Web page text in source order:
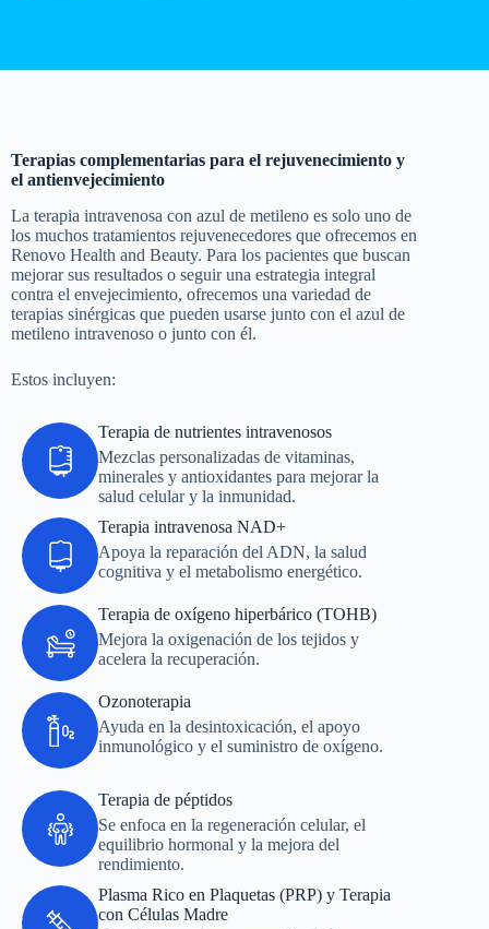
Terapias complementarias para el rejuvenecimiento y
el antienvejecimiento
La terapia intravenosa con azul de metileno es solo uno de
los muchos tratamientos rejuvenecedores que ofrecemos en
Renovo Health and Beauty. Para los pacientes que buscan
mejorar sus resultados o seguir una estrategia integral
contra el envejecimiento, ofrecemos una variedad de
terapias sinérgicas que pueden usarse junto con el azul de
metileno intravenoso o junto con él.
Estos incluyen:
Terapia de nutrientes intravenosos
Mezclas personalizadas de vitaminas,
minerales y antioxidantes para mejorar la
salud celular y la inmunidad.
Terapia intravenosa NAD+
Apoya la reparación del ADN, la salud
cognitiva y el metabolismo energético.
Terapia de oxígeno hiperbárico (TOHB)
Mejora la oxigenación de los tejidos y
acelera la recuperación.
Ozonoterapia
Ayuda en la desintoxicación, el apoyo
inmunológico y el suministro de oxígeno.
Terapia de péptidos
Se enfoca en la regeneración celular, el
equilibrio hormonal y la mejora del
rendimiento.
Plasma Rico en Plaquetas (PRP) y Terapia
con Células Madre